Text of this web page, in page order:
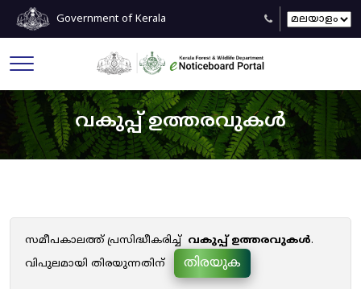
Government of Kerala
വകുപ്പ് ഉത്തരവുകൾ
സമീപകാലത്ത് പ്രസിദ്ധീകരിച്ച് വകുപ്പ് ഉത്തരവുകൾ.
വിപുലമായി തിരയുന്നതിന്
തിരയുക